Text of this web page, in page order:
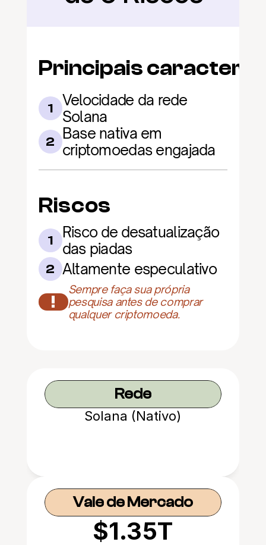
Principais
1
Velocidade da rede
Solana
2 Base nativa em
criptomoedas engajada
Riscos
1
Risco de desatualização
das piadas
2 Altamente especulativo
!
Sempre faça sua própria
pesquisa antes de comprar
qualquer criptomoeda.
Rede
Solana (Nativo)
Vale de Mercado
$1.35T